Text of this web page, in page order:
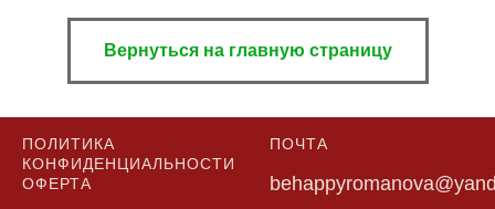
Вернуться на главную страницу
ПОЛИТИКА
КОНФИДЕНЦИАЛЬНОСТИ
ОФЕРТА
ПОЧТА